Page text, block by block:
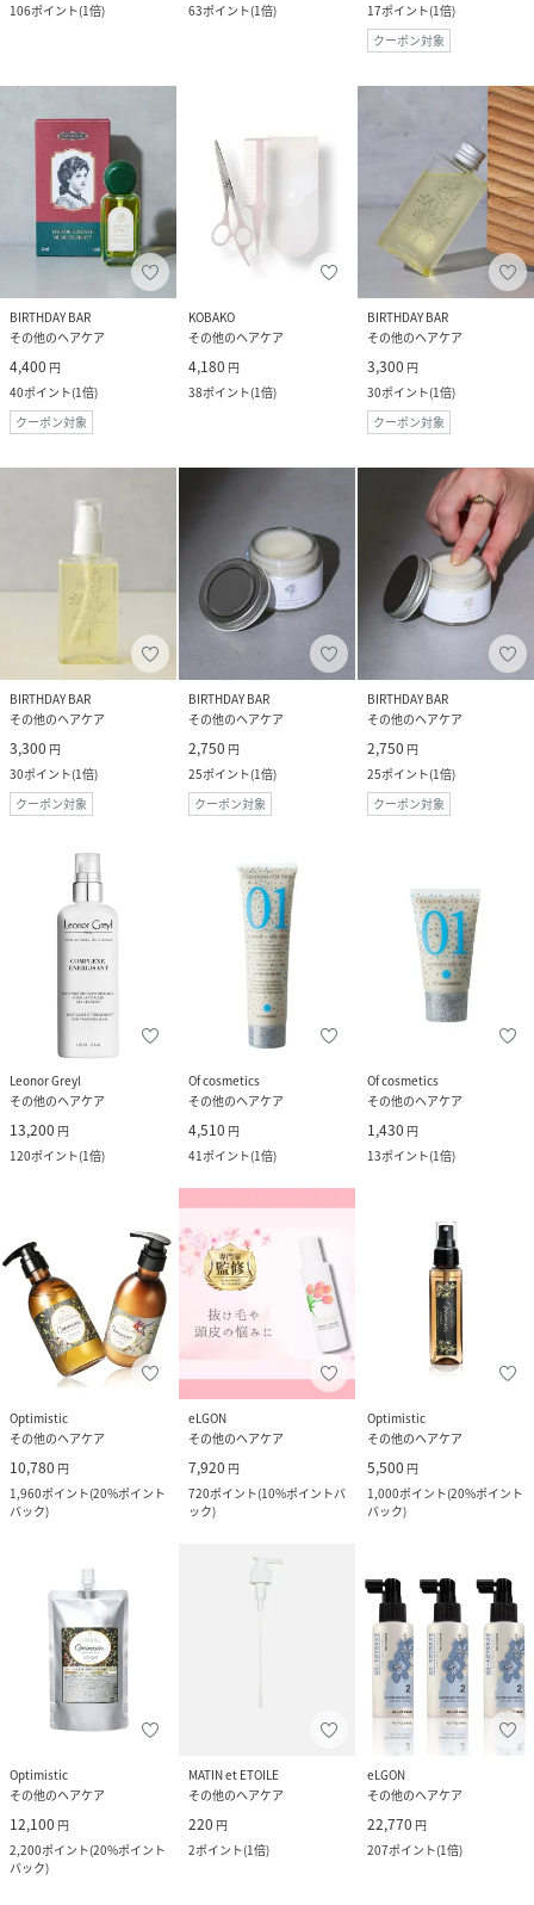
106ポイント(1倍)
63ポイント(1倍)
17ポイント(1倍)
クーポン対象
BIRTHDAY BAR
その他のヘアケア
4,400 円
40ポイント(1倍)
クーポン対象
KOBAKO
その他のヘアケア
4,180 円
38ポイント(1倍)
BIRTHDAY BAR
その他のヘアケア
3,300 円
30ポイント(1倍)
クーポン対象
BIRTHDAY BAR
その他のヘアケア
3,300 円
30ポイント(1倍)
クーポン対象
BIRTHDAY BAR
その他のヘアケア
2,750 円
25ポイント(1倍)
クーポン対象
BIRTHDAY BAR
その他のヘアケア
2,750 円
25ポイント(1倍)
クーポン対象
Leonor Greyl
その他のヘアケア
13,200 円
120ポイント(1倍)
Of cosmetics
その他のヘアケア
4,510 円
41ポイント(1倍)
Of cosmetics
その他のヘアケア
1,430 円
13ポイント(1倍)
Optimistic
その他のヘアケア
10,780 円
1,960ポイント(20%ポイント
バック)
eLGON
その他のヘアケア
7,920 円
720ポイント(10%ポイントバ
ック)
Optimistic
その他のヘアケア
5,500 円
1,000ポイント(20%ポイント
バック)
Optimistic
その他のヘアケア
12,100 円
2,200ポイント(20%ポイント
バック)
MATIN et ETOILE
その他のヘアケア
220 円
2ポイント(1倍)
eLGON
その他のヘアケア
22,770 円
207ポイント(1倍)